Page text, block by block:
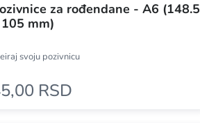
za rođendane - A6 (148.5
mm)
svoju pozivnicu
RSD